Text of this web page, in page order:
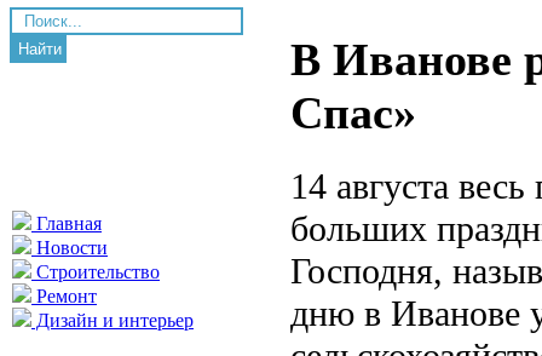
Найти
Главная
Новости
Строительство
Ремонт
Дизайн и интерьер
В Иванове
Спас»
14 августа
больших
Господня,
дню в Иванове